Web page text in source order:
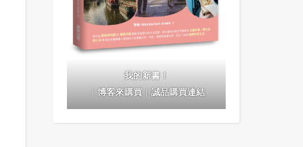
我的新書！
｜博客來購買｜誠品購買連結